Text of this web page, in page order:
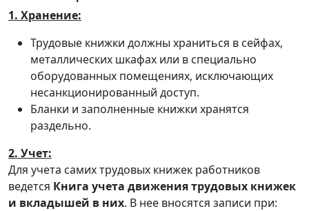
1. Хранение:
Трудовые книжки должны храниться в сейфах,
металлических шкафах или в специально
оборудованных помещениях, исключающих
несанкционированный доступ.
Бланки и заполненные книжки хранятся
раздельно.
2. Учет:
Для учета самих трудовых книжек работников
ведется Книга учета движения трудовых книжек
и вкладышей в них. В нее вносятся записи при: